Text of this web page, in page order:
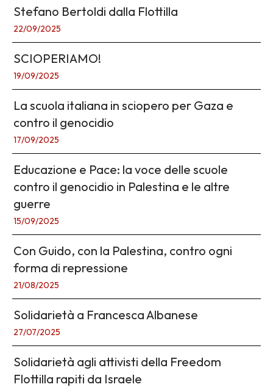
Stefano Bertoldi dalla Flottilla
22/09/2025
SCIOPERIAMO!
19/09/2025
La scuola italiana in sciopero per Gaza e
contro il genocidio
17/09/2025
Educazione e Pace: la voce delle scuole
contro il genocidio in Palestina e le altre
guerre
15/09/2025
Con Guido, con la Palestina, contro ogni
forma di repressione
21/08/2025
Solidarietà a Francesca Albanese
27/07/2025
Solidarietà agli attivisti della Freedom
Flottilla rapiti da Israele